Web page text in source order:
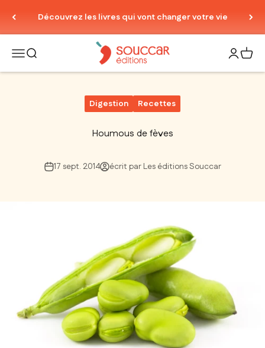
Découvrez les livres qui vont changer votre vie
Ouvrir la navigation
Ouvrir la rechercheThierry Souccar Editions Ouvrir
Voir
Digestion Recettes
Houmous de fèves
17 sept. 2014 écrit par Les éditions Souccar